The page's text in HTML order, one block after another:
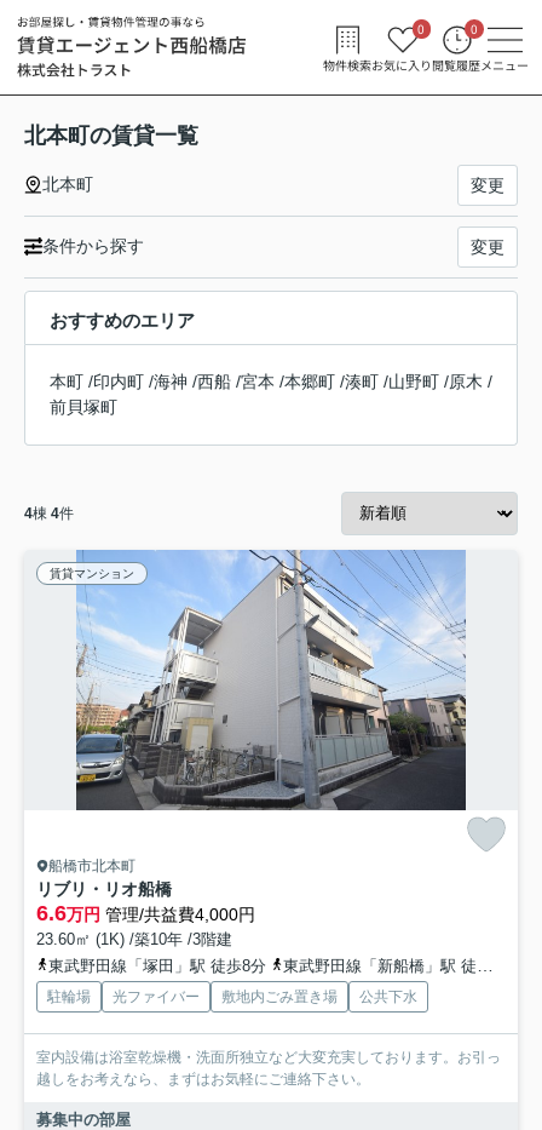
物件検索お気に入り
0
閲覧履歴
0
メニュー
北本町の賃貸一覧
北本町 変更
条件から探す 変更
おすすめのエリア
本町 /印内町 /海神 /西船 /宮本 /本郷町 /湊町 /山野町 /原木 /
前貝塚町
4棟 4件
賃貸マンション
船橋市北本町
リブリ・リオ船橋
6.6万円 管理/共益費4,000円
23.60㎡ (1K) /築10年 /3階建
東武野田線「塚田」駅 徒歩8分
東武野田線「新船橋」駅 徒歩15分
駐輪場 光ファイバー 敷地内ごみ置き場 公共下水
室内設備は浴室乾燥機・洗面所独立など大変充実しております。お引っ
越しをお考えなら、まずはお気軽にご連絡下さい。
募集中の部屋